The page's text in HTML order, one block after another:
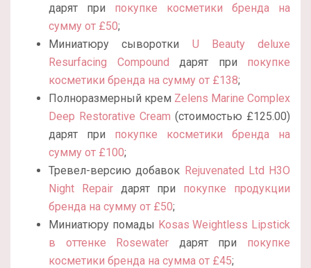
дарят при покупке косметики бренда на
сумму от £50;
Миниатюру сыворотки U Beauty deluxe
Resurfacing Compound дарят при покупке
косметики бренда на сумму от £138;
Полноразмерный крем Zelens Marine Complex
Deep Restorative Cream (стоимостью £125.00)
дарят при покупке косметики бренда на
сумму от £100;
Тревел-версию добавок Rejuvenated Ltd H3O
Night Repairдарят при покупке продукции
бренда на сумму от £50;
Миниатюру помады Kosas Weightless Lipstick
в оттенке Rosewater дарят при покупке
косметики бренда на сумма от £45;